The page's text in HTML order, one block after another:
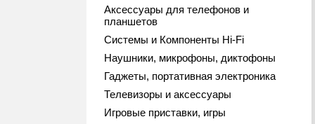
Аксессуары для телефонов и
планшетов
Системы и Компоненты Hi-Fi
Наушники, микрофоны, диктофоны
Гаджеты, портативная электроника
Телевизоры и аксессуары
Игровые приставки, игры